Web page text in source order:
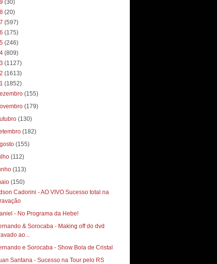
(30)
(20)
(597)
(175)
(246)
(809)
(1127)
(1613)
(1852)
(155)
(179)
(130)
(182)
(155)
(112)
(113)
(150)
Cadorini - AO VIVO Sucesso total‏ na
Daniel - No Programa da Hebe!‏
& Sorocaba - Making off do dvd
ao...
e Sorocaba - Show Bola de Cristal
Santana - Sucesso na Tour pelo RS